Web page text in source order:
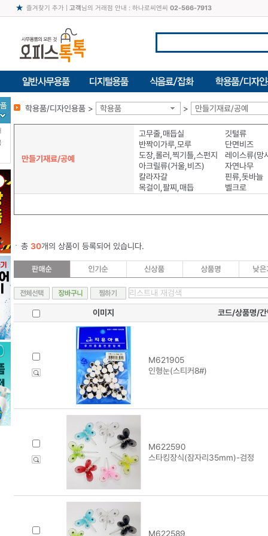
즐겨찾기 추가| 고객님의 거래점 안내 : 하나로씨엔씨 02-566-7913
학용품/디자인용품 > 학용품 > 만들기재료/공예
만들기재료/공예
고무줄,매듭실
깃털류
반짝이가루,모루
단면비즈
도장,롤러,찍기틀,스펀지
레이스류(망
아크릴류(거울,비즈)
자연나무
칼라자갈
핀류,돗바늘
목걸이,팔찌,매듭
벨크로
총 30개의 상품이 등록되어 있습니다.
이미지 코드/상품명/간
M621905
인형눈(스티커8#)
M622590
스타킹장식(잠자리35mm)-검정
M622589